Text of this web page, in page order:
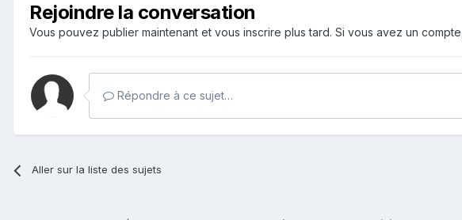
Rejoindre la conversation
Vous pouvez publier maintenant et vous inscrire plus tard. Si vous avez un compte,
Répondre à ce sujet…
Aller sur la liste des sujets